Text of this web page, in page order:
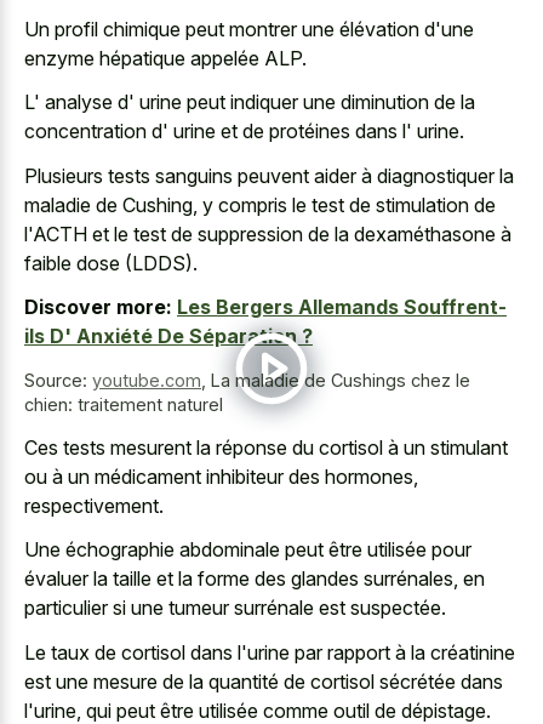
Un profil chimique peut montrer une élévation d'une
enzyme hépatique appelée ALP.
L' analyse d' urine peut indiquer une diminution de la
concentration d' urine et de protéines dans l' urine.
Plusieurs tests sanguins peuvent aider à diagnostiquer la
maladie de Cushing, y compris le test de stimulation de
l'ACTH et le test de suppression de la dexaméthasone à
faible dose (LDDS).
Discover more: Les Bergers Allemands Souffrent-
ils D' Anxiété De Séparation ?
Source: youtube.com La maladie de Cushings chez le
chien: traitement naturel
Ces tests mesurent la réponse du cortisol à un stimulant
ou à un médicament inhibiteur des hormones,
respectivement.
Une échographie abdominale peut être utilisée pour
évaluer la taille et la forme des glandes surrénales, en
particulier si une tumeur surrénale est suspectée.
Le taux de cortisol dans l'urine par rapport à la créatinine
est une mesure de la quantité de cortisol sécrétée dans
l'urine, qui peut être utilisée comme outil de dépistage.